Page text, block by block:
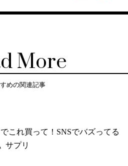
More
めの関連記事
でこれ買って！SNSでバズってる
サプリ